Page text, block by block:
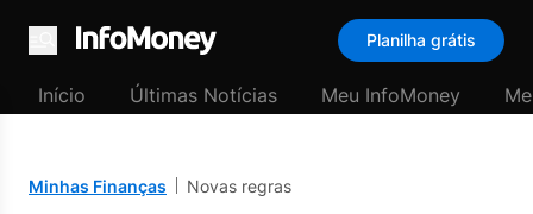
Menu
Planilha grátis
Início Últimas Notícias Meu InfoMoney
Minhas Finanças Novas regras